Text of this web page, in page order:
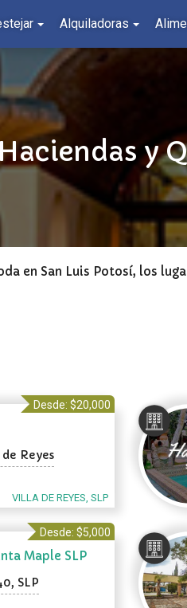
Alquiladoras
Haciendas y
en San Luis Potosí, los
Desde: $20,000
Reyes
VILLA DE REYES, SLP
Maple SLP
Desde: $5,000
SLP